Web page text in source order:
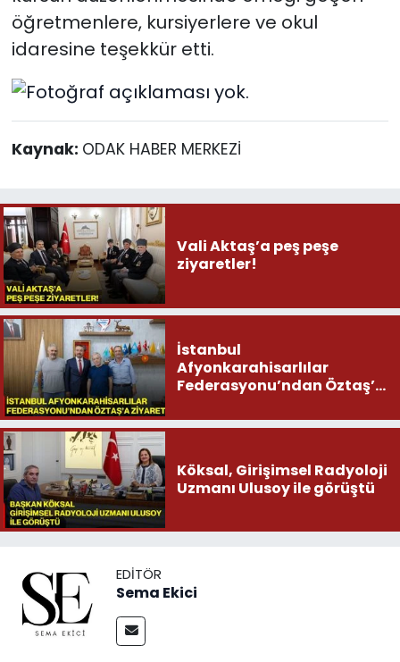
öğretmenlere, kursiyerlere ve okul
idaresine teşekkür etti.
Kaynak: ODAK HABER MERKEZİ
Vali Aktaş’a peş peşe
ziyaretler!
İstanbul
Afyonkarahisarlılar
Federasyonu’ndan Öztaş’a
Köksal, Girişimsel Radyoloji
Uzmanı Ulusoy ile görüştü
EDITÖR
Sema Ekici